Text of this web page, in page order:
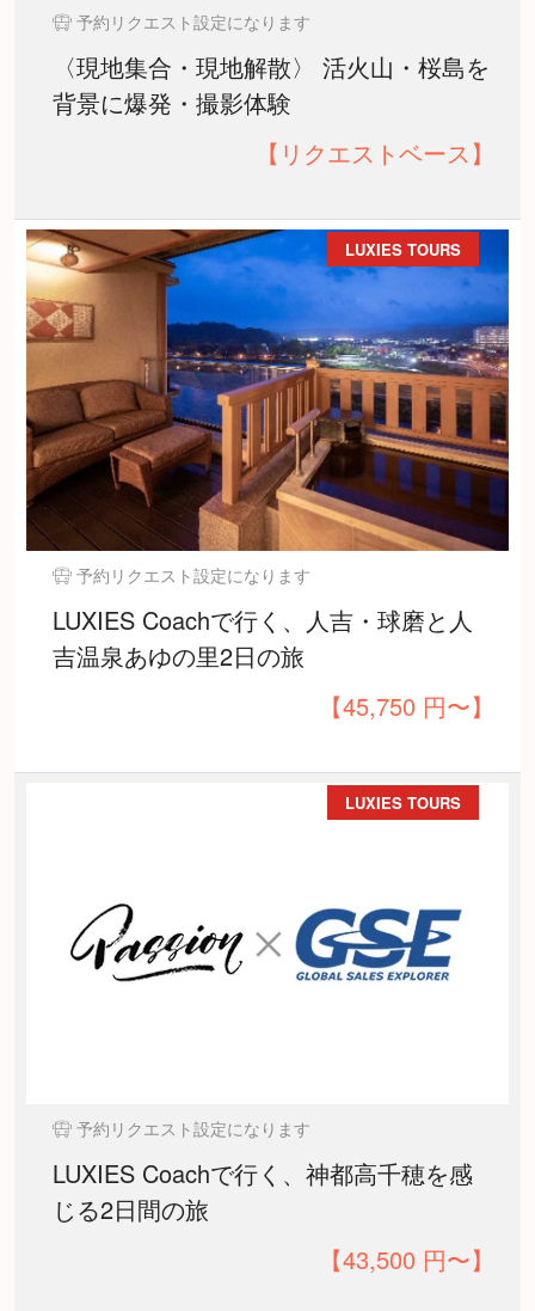
予約リクエスト設定になります
〈現地集合・現地解散〉 活火山・桜島を
背景に爆発・撮影体験
【リクエストベース】
LUXIES TOURS
予約リクエスト設定になります
LUXIES Coachで行く、人吉・球磨と人
吉温泉あゆの里2日の旅
【45,750 円〜】
LUXIES TOURS
予約リクエスト設定になります
LUXIES Coachで行く、神都高千穂を感
じる2日間の旅
【43,500 円〜】